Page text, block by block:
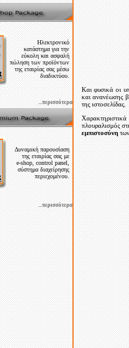
Ηλεκτρονικό
κατάστημα για την
εύκολη και ασφαλή
πώληση των προϊόντων
της εταιρίας σας μέσω
διαδικτύου.
...περισσότερα
Δυναμική παρουσίαση
της εταιρίας σας με
e-shop, control panel,
σύστημα διαχείρησης
περιεχομένου.
...περισσότερα
Και φυσικά οι
και ανανέωσης
της ιστοσελίδας.
πλουραλισμός
εμπιστοσύνη